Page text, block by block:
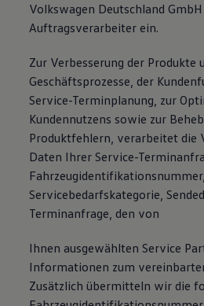
Volkswagen Deutschland GmbH
Auftragsverarbeiter ein.
Zur Verbesserung der Produkte
Geschäftsprozesse, der
Service-Terminplanung, zur
Kundennutzens sowie zur
Produktfehlern, verarbeitet die
Daten Ihrer Service-
Fahrzeugidentifikationsnummer,
Servicebedarfskategorie,
Terminanfrage, den von
Ihnen ausgewählten Service
Informationen zum
Zusätzlich übermitteln wir die